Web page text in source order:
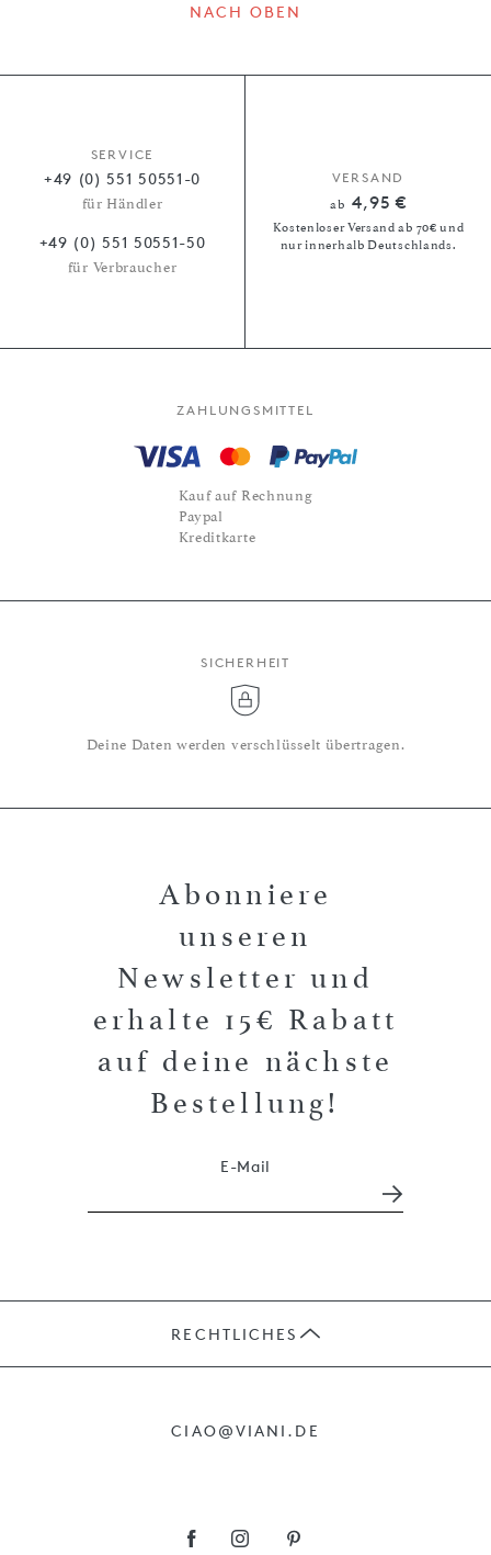
NACH OBEN
SERVICE
+49 (0) 551 50551-0
für Händler
+49 (0) 551 50551-50
für Verbraucher
VERSAND
ab 4,95 €
Kostenloser Versand ab 70€ und
nur innerhalb Deutschlands.
ZAHLUNGSMITTEL
Kauf auf Rechnung
Paypal
Kreditkarte
SICHERHEIT
Deine Daten werden verschlüsselt übertragen.
Abonniere
unseren
Newsletter und
erhalte 15€ Rabatt
auf deine nächste
Bestellung!
E-Mail
RECHTLICHES
CIAO@VIANI.DE